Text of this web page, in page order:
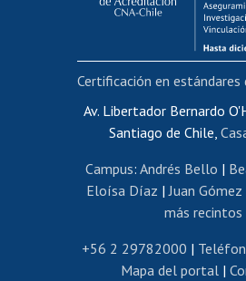
Funcionarias/
Cursos internos de
Bienestar del
Portal de movilidad
Certificado de
Certificado de renta
Editar páginas
Extranjeras/os
Revalidación y
Postulación al Programa de
Av. Libertador Bernardo
Santiago de Chile,
Campus: Andrés Bello |
Eloísa Díaz |Juan
más recintos
+56 2 29782000 |
Mapa del portal|
Certificación en estándares